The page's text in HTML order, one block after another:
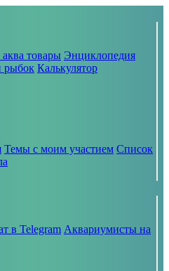
товары Энциклопедия
рыбок Калькулятор
Темы с моим участием Список
в Telegram Аквариумисты на